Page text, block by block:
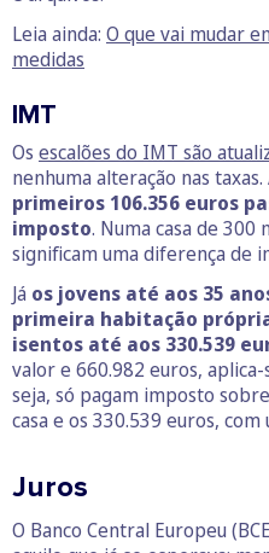
Leia ainda: O que vai mudar
medidas
IMT
Os escalões do IMT são
nenhuma alteração nas
primeiros 106.356 euros
imposto. Numa casa de 300
significam uma diferença de
Já os jovens até aos 35
primeira habitação
isentos até aos 330.539
valor e 660.982 euros,
seja, só pagam imposto
casa e os 330.539 euros, com
Juros
O Banco Central Europeu